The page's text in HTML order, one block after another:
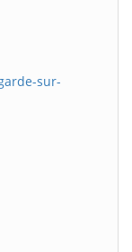
sur-